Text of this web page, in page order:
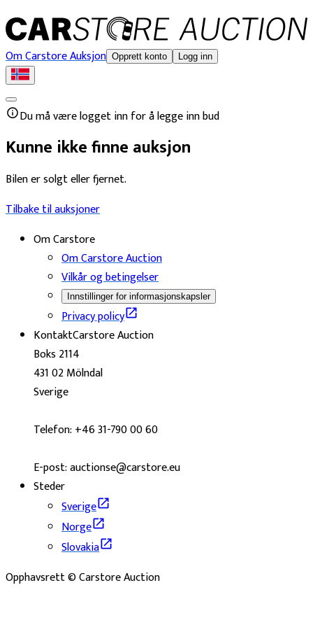
Om Carstore Auksjon Opprett konto Logg inn
Du må være logget inn for å legge inn bud
Kunne ikke finne auksjon
Bilen er solgt eller fjernet.
Tilbake til auksjoner
Om Carstore
Om Carstore Auction
Vilkår og betingelser
Innstillinger for informasjonskapsler
Privacy policy
KontaktCarstore Auction
Boks 2114
431 02 Mölndal
Sverige
Telefon: +46 31-790 00 60
E-post: auctionse@carstore.eu
Steder
Sverige
Norge
Slovakia
Opphavsrett © Carstore Auction